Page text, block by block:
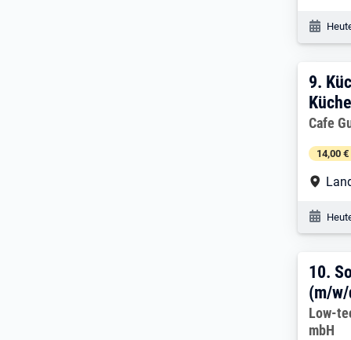
9.
9.
Cafe
14,00
10.
10.
(m/
Low-
mbH